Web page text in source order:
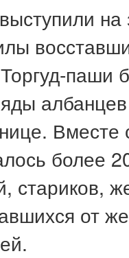
албанцев
более
стариков,
от